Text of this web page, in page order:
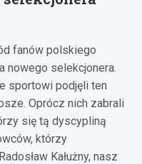
fanów polskiego
nowego selekcjonera.
sportowi podjęli ten
Oprócz nich zabrali
się tą dyscypliną
którzy
Kałużny, nasz